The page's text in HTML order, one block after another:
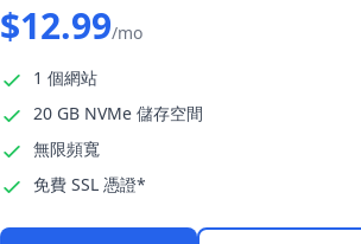
$12.99/mo
1 個網站
20 GB NVMe 儲存空間
無限頻寬
免費 SSL 憑證*